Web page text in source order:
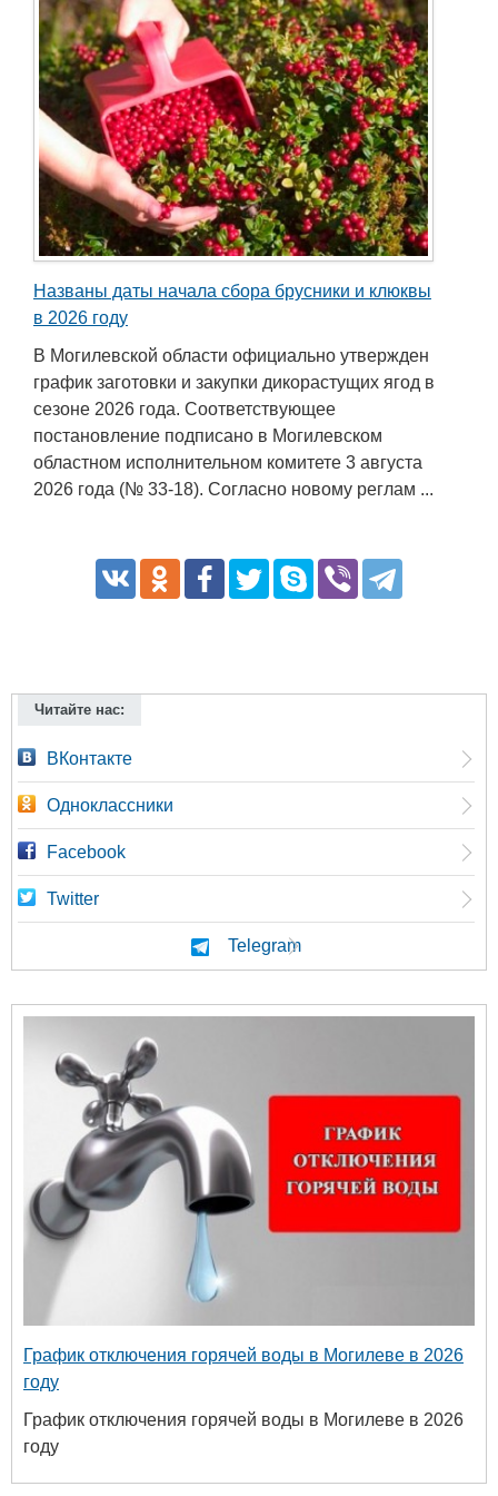
Названы даты начала сбора брусники и клюквы
в 2026 году
В Могилевской области официально утвержден
график заготовки и закупки дикорастущих ягод в
сезоне 2026 года. Соответствующее
постановление подписано в Могилевском
областном исполнительном комитете 3 августа
2026 года (№ 33-18). Согласно новому реглам ...
Читайте нас:
ВКонтакте
Одноклассники
Facebook
Twitter
Telegram
График отключения горячей воды в Могилеве в 2026
году
График отключения горячей воды в Могилеве в 2026
году